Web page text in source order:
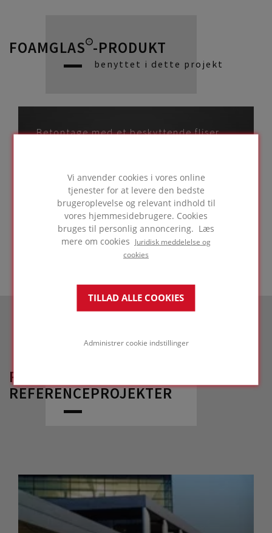
Vi anvender cookies i vores online
tjenester for at levere den bedste
brugeroplevelse og relevant indhold til
vores hjemmesidebrugere. Cookies
bruges til personlig annoncering. Læs
mere om cookies
Juridisk meddelelse og
cookies
TILLAD ALLE COOKIES
Administrer cookie indstillinger
FOAMGLAS®-PRODUKT
benyttet i dette projekt
Betontage med et beskyttende fliser
cyklistbrug
GÅ TIL LØSNING
RELATEREDE
REFERENCEPROJEKTER